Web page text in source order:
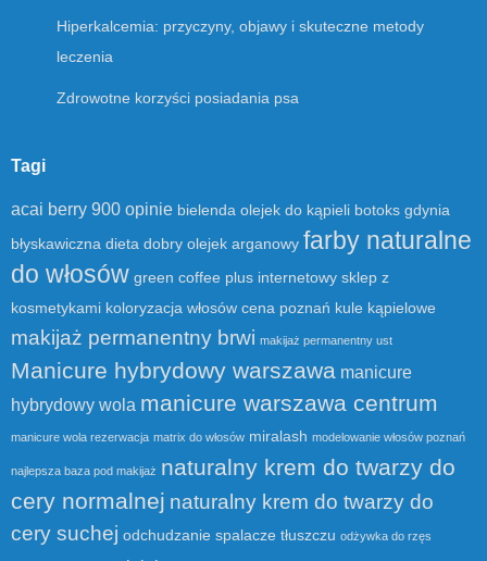
Hiperkalcemia: przyczyny, objawy i skuteczne metody
leczenia
Zdrowotne korzyści posiadania psa
Tagi
acai berry 900 opinie bielenda olejek do kąpieli botoks gdynia
błyskawiczna dieta dobry olejek arganowy farby naturalne
do włosów green coffee plus internetowy sklep z
kosmetykami koloryzacja włosów cena poznań kule kąpielowe
makijaż permanentny brwi makijaż permanentny ust
Manicure hybrydowy warszawa manicure
hybrydowy wola manicure warszawa centrum
manicure wola rezerwacja matrix do włosów miralash modelowanie włosów poznań
najlepsza baza pod makijaż naturalny krem do twarzy do
cery normalnej naturalny krem do twarzy do
cery suchej odchudzanie spalacze tłuszczu odżywka do rzęs